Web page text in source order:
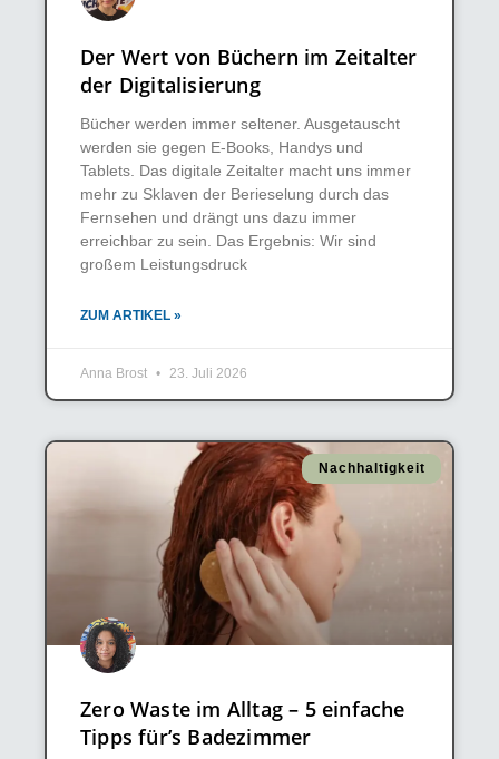
Der Wert von Büchern im Zeitalter
der Digitalisierung
Bücher werden immer seltener. Ausgetauscht
werden sie gegen E-Books, Handys und
Tablets. Das digitale Zeitalter macht uns immer
mehr zu Sklaven der Berieselung durch das
Fernsehen und drängt uns dazu immer
erreichbar zu sein. Das Ergebnis: Wir sind
großem Leistungsdruck
ZUM ARTIKEL »
Anna Brost 23. Juli 2026
Nachhaltigkeit
Zero Waste im Alltag – 5 einfache
Tipps für’s Badezimmer